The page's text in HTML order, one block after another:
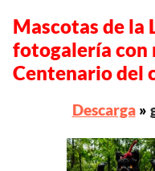
Mascotas de la
fotogalería con
Centenario del
Descarga»